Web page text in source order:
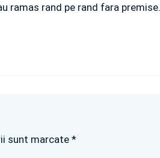
ramas rand pe rand fara premise.
sunt marcate *